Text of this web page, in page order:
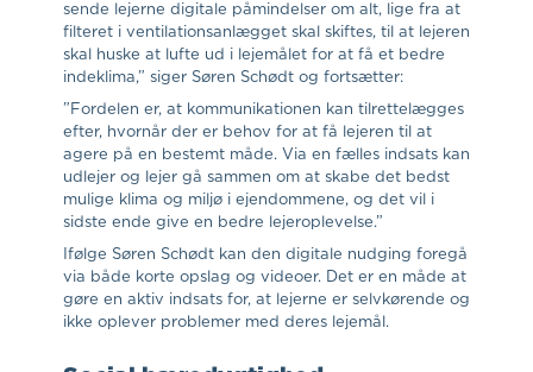
sende lejerne digitale påmindelser om alt, lige fra at
filteret i ventilationsanlægget skal skiftes, til at lejeren
skal huske at lufte ud i lejemålet for at få et bedre
indeklima,” siger Søren Schødt og fortsætter:
”Fordelen er, at kommunikationen kan tilrettelægges
efter, hvornår der er behov for at få lejeren til at
agere på en bestemt måde. Via en fælles indsats kan
udlejer og lejer gå sammen om at skabe det bedst
mulige klima og miljø i ejendommene, og det vil i
sidste ende give en bedre lejeroplevelse.”
Ifølge Søren Schødt kan den digitale nudging foregå
via både korte opslag og videoer. Det er en måde at
gøre en aktiv indsats for, at lejerne er selvkørende og
ikke oplever problemer med deres lejemål.